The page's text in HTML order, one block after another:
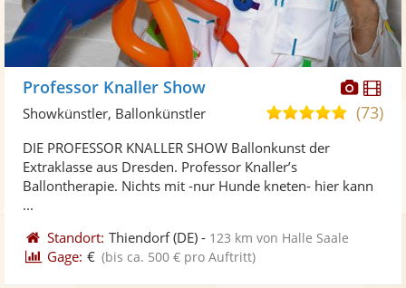
Professor Knaller Show
5,0
Sternen
(73)
Showkünstler, Ballonkünstler
DIE PROFESSOR KNALLER SHOW Ballonkunst der
Extraklasse aus Dresden. Professor Knaller’s
Ballontherapie. Nichts mit -nur Hunde kneten- hier kann
...
Standort: Thiendorf(DE) - 123 km von Halle Saale
Gage: € (bis ca. 500 € pro Auftritt)